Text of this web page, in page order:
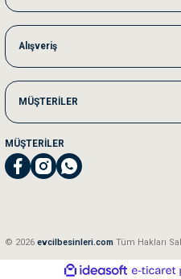
Ufak bir sorun harici sorun olmadı
Alışveriş
MÜŞTERİLER
MÜŞTERİLER
© 2026 evcilbesinleri.com Tüm Hakları
ideasoft